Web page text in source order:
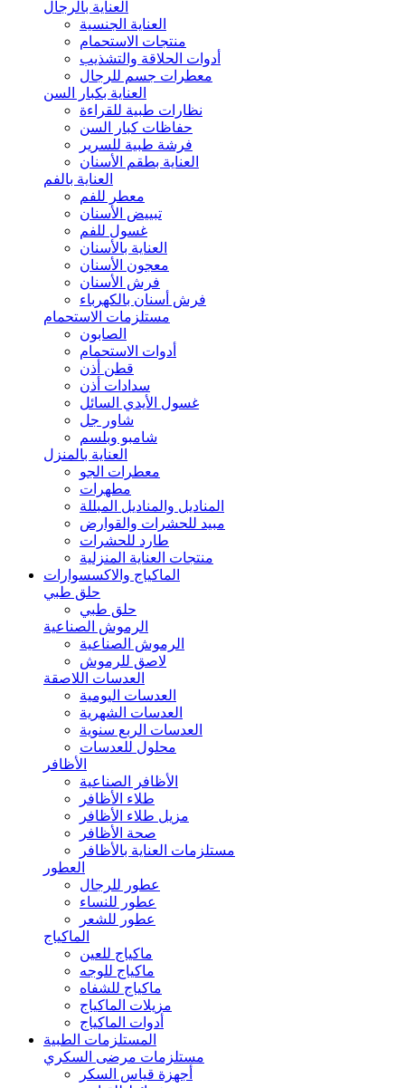
العناية بالرجال
العناية الجنسية
منتجات الاستحمام
أدوات الحلاقة والتشذيب
معطرات جسم للرجال
العناية بكبار السن
نظارات طبية للقراءة
حفاظات كبار السن
فرشة طبية للسرير
العناية بطقم الأسنان
العناية بالفم
معطر للفم
تبييض الأسنان
غسول للفم
العناية بالأسنان
معجون الأسنان
فرش الأسنان
فرش أسنان بالكهرباء
مستلزمات الاستحمام
الصابون
أدوات الاستحمام
قطن أذن
سدادات أذن
غسول الأيدي السائل
شاور جل
شامبو وبلسم
العناية بالمنزل
معطرات الجو
مطهرات
المناديل والمناديل المبللة
مبيد للحشرات والقوارض
طارد للحشرات
منتجات العناية المنزلية
الماكياج والاكسسوارات
حلق طبي
حلق طبي
الرموش الصناعية
الرموش الصناعية
لاصق للرموش
العدسات اللاصقة
العدسات اليومية
العدسات الشهرية
العدسات الربع سنوية
محلول للعدسات
الأظافر
الأظافر الصناعية
طلاء الأظافر
مزيل طلاء الأظافر
صحة الأظافر
مستلزمات العناية بالأظافر
العطور
عطور للرجال
عطور للنساء
عطور للشعر
الماكياج
ماكياج للعين
ماكياج للوجه
ماكياج للشفاه
مزيلات الماكياج
أدوات الماكياج
المستلزمات الطبية
مستلزمات مرضى السكري
أجهزة قياس السكر